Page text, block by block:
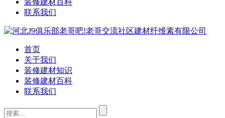
装修建材百科
联系我们
首页
关于我们
装修建材知识
装修建材百科
联系我们